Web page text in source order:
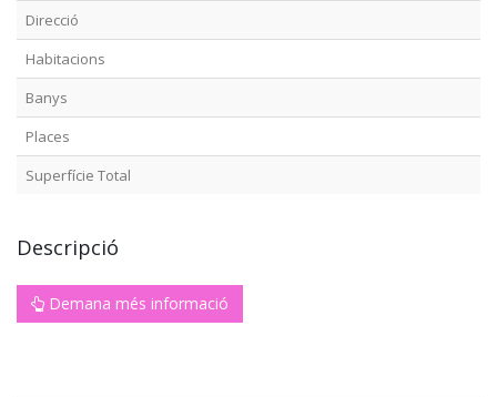
Direcció
Habitacions
Banys
Places
Superfície Total
Descripció
Demana més informació